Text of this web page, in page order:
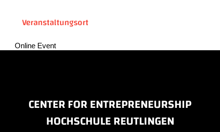
Veranstaltungsort
Online Event
CENTER FOR ENTREPRENEURSHIP
HOCHSCHULE REUTLINGEN